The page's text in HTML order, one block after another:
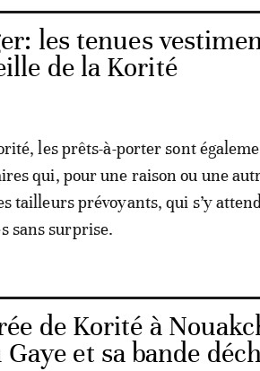
les tenues
de la Korité
les prêts-à-porter sont
qui, pour une raison ou une
tailleurs prévoyants, qui s’y
sans surprise.
de Korité à
et sa bande